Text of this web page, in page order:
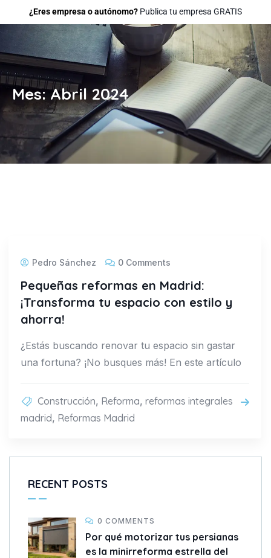
¿Eres empresa o autónomo? Publica tu empresa GRATIS
Mes:Abril 2024
Pedro Sánchez 0 Comments
Pequeñas reformas en Madrid:
¡Transforma tu espacio con estilo y
ahorra!
¿Estás buscando renovar tu espacio sin gastar
una fortuna? ¡No busques más! En este artículo
Construcción, Reforma, reformas integrales
madrid, Reformas Madrid
RECENT POSTS
0 COMMENTS
Por qué motorizar tus persianas
es la minirreforma estrella del